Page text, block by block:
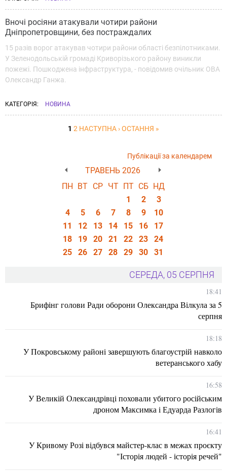
Вночі росіяни атакували чотири райони
Дніпропетровщини, без постраждалих
15 разів ворог атакував чотири райони області безпілотниками.
У Зеленодольській громаді Криворізького району виникли
пожежі. Пошкоджена інфраструктура, - повідомив очільник ОВА
Олександр Ганжа.
КАТЕГОРІЯ: НОВИНА
1 2 НАСТУПНА ›ОСТАННЯ »
Публікації за календарем
ТРАВЕНЬ 2026
ПН ВТ СР ЧТ ПТ СБ НД
1
2
3
4
5 6 7 8 9
10
11
12 13 14 15 16
17
18
19 20 21 22 23
24
25
26 27 28 29 30 31
СЕРЕДА, 05 СЕРПНЯ
18:41
Брифінг голови Ради оборони Олександра Вілкула за 5
серпня
18:18
У Покровському районі завершують благоустрій навколо
ветеранського хабу
16:58
У Великій Олександрівці поховали убитого російським
дроном Максимка і Едуарда Разлогів
16:41
У Кривому Розі відбувся майстер-клас в межах проєкту
"Історія людей - історія речей"